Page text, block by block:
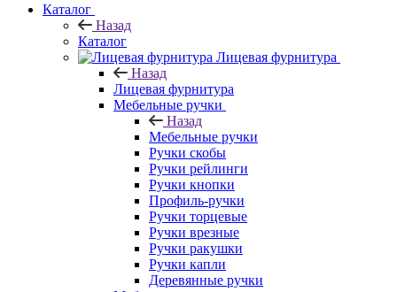
Каталог
Назад
Каталог
Лицевая фурнитура
Назад
Лицевая фурнитура
Мебельные ручки
Назад
Мебельные ручки
Ручки скобы
Ручки рейлинги
Ручки кнопки
Профиль-ручки
Ручки торцевые
Ручки врезные
Ручки ракушки
Ручки капли
Деревянные ручки